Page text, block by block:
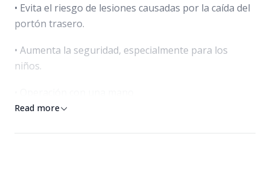
• Evita el riesgo de lesiones causadas por la caída del
portón trasero.
• Aumenta la seguridad, especialmente para los
niños.
originales
Read more